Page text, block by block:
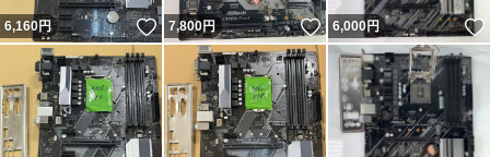
6,160円 いいね！
7,800円 いいね！
6,000円